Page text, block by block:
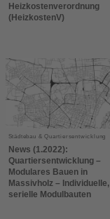
Heizkostenverordnung
(HeizkostenV)
Städtebau & Quartiersentwicklung
News (1.2022):
Quartiersentwicklung –
Modulares Bauen in
Massivholz – Individuelle,
serielle Modulbauten